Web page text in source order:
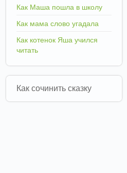
Как Маша пошла в школу
Как мама слово угадала
Как котенок Яша учился
читать
Как сочинить сказку